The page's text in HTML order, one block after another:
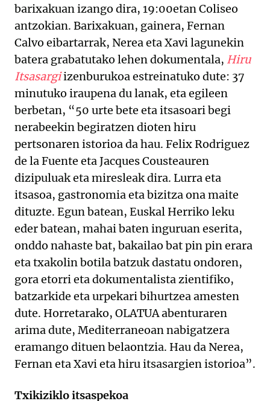
barixakuan izango dira, 19:00etan Coliseo
antzokian. Barixakuan, gainera, Fernan
Calvo eibartarrak, Nerea eta Xavi lagunekin
batera grabatutako lehen dokumentala, Hiru
Itsasargiizenburukoa estreinatuko dute: 37
minutuko iraupena du lanak, eta egileen
berbetan, “50 urte bete eta itsasoari begi
nerabeekin begiratzen dioten hiru
pertsonaren istorioa da hau. Felix Rodriguez
de la Fuente eta Jacques Cousteauren
dizipuluak eta miresleak dira. Lurra eta
itsasoa, gastronomia eta bizitza ona maite
dituzte. Egun batean, Euskal Herriko leku
eder batean, mahai baten inguruan eserita,
onddo nahaste bat, bakailao bat pin pin erara
eta txakolin botila batzuk dastatu ondoren,
gora etorri eta dokumentalista zientifiko,
batzarkide eta urpekari bihurtzea amesten
dute. Horretarako, OLATUA abenturaren
arima dute, Mediterraneoan nabigatzera
eramango dituen belaontzia. Hau da Nerea,
Fernan eta Xavi eta hiru itsasargien istorioa”.
Txikiziklo itsaspekoa